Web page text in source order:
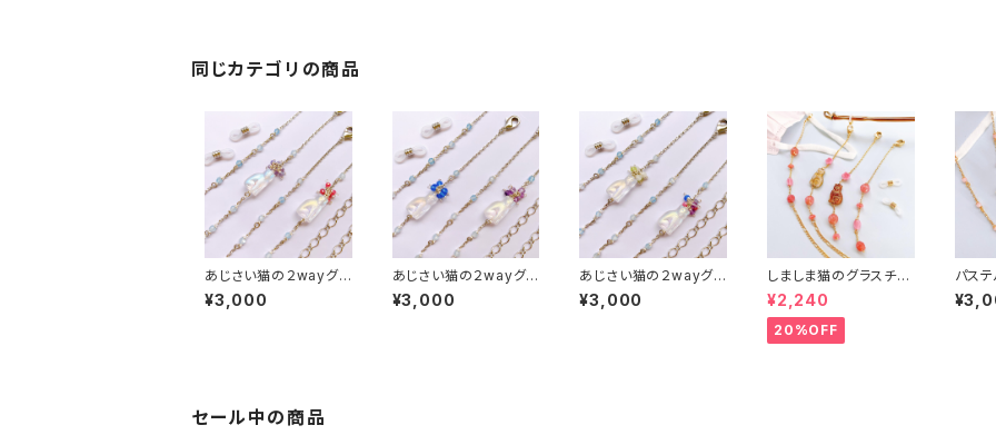
同じカテゴリの商品
あじさい猫の２wayグラ
スチェーン１
¥3,000
あじさい猫の２wayグラ
スチェーン2
¥3,000
あじさい猫の２wayグラ
スチェーン３
¥3,000
しましま猫のグラスチェ
ーン
¥2,240
20%OFF
パス
スチ
セール中の商品